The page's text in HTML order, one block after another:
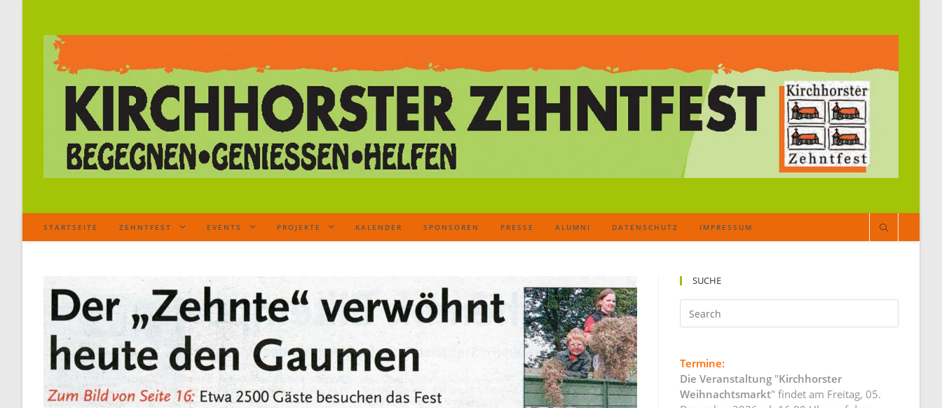
STARTSEITE ZEHNTFEST EVENTS PROJEKTE KALENDER SPONSOREN PRESSE ALUMNI DATENSCHUTZ IMPRESSUM
SUCHE
Termine:
Die Veranstaltung "Kirchhorster
Weihnachtsmarkt" findet am Freitag, 05.